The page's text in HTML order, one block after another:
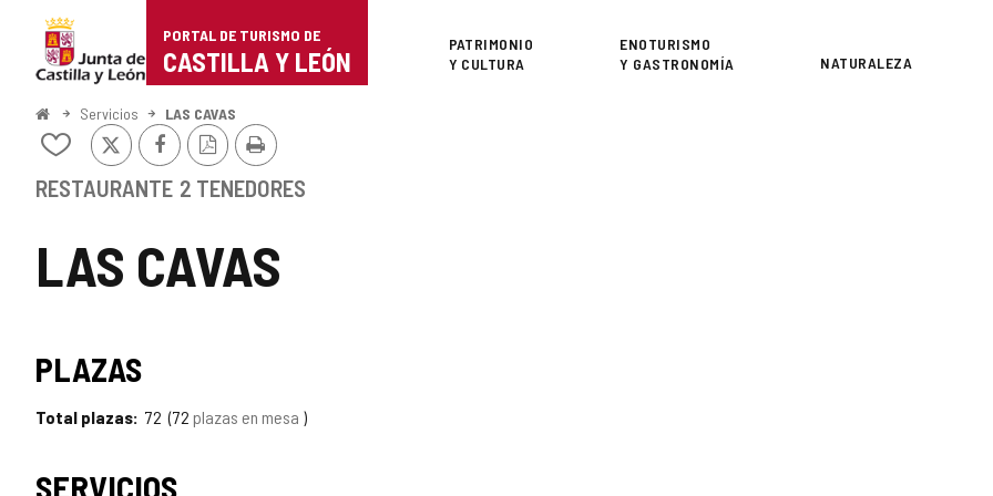
Portal
de
Turismo
Castilla
León
PORTAL DE TURISMO DE
CASTILLA Y LEÓN
Superior
PATRIMONIO
Y CULTURA
ENOTURISMO
Y GASTRONOMÍA
NATURALEZA
InicioServicios LAS CAVAS
LAS CAVAS
Añadir/quitar
mis
X FacebookVersión
PDF
Imprimir
RESTAURANTE 2 TENEDORES
PLAZAS
Total plazas 72 72 plazas en mesa
SERVICIOS